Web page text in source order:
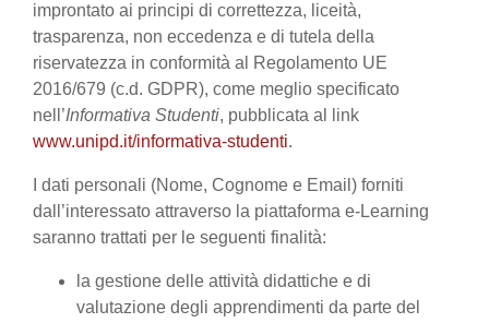
improntato ai principi di correttezza, liceità,
trasparenza, non eccedenza e di tutela della
riservatezza in conformità al Regolamento UE
2016/679 (c.d. GDPR), come meglio specificato
nell’Informativa Studenti, pubblicata al link
www.unipd.it/informativa-studenti.
I dati personali (Nome, Cognome e Email) forniti
dall’interessato attraverso la piattaforma e-Learning
saranno trattati per le seguenti finalità:
la gestione delle attività didattiche e di
valutazione degli apprendimenti da parte del